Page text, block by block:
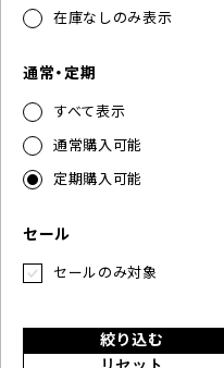
在庫なしのみ表示
通常・定期
すべて表示
通常購入可能
定期購入可能
セール
セールのみ対象
絞り込む